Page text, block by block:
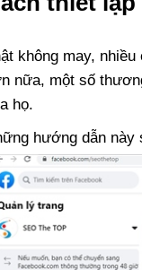
không may,
nữa, một số
họ.
hướng dẫn này